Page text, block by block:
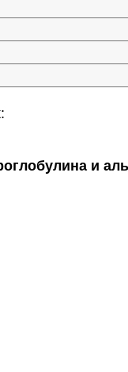
и